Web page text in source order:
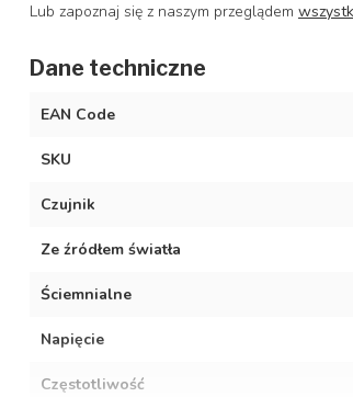
Lub zapoznaj się z naszym przeglądem
Dane techniczne
EAN Code
SKU
Czujnik
Ze źródłem światła
Ściemnialne
Napięcie
Częstotliwość